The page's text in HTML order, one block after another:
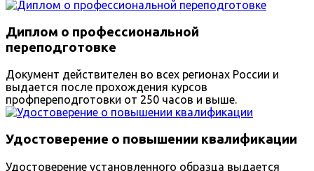
Диплом о профессиональной
переподготовке
Документ действителен во всех регионах России и
выдается после прохождения курсов
профпереподготовки от 250 часов и выше.
Удостоверение о повышении квалификации
Удостоверение установленного образца выдается